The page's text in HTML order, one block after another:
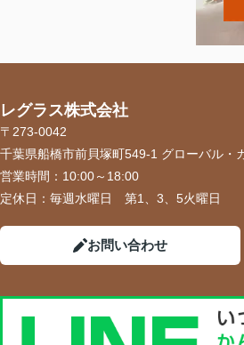
レグラス株式会社
〒273-0042
千葉県船橋市前貝塚町549-1 グローバル・
営業時間： 10:00～18:00
定休日： 毎週水曜日 第1、3、5火曜日
お問い合わせ